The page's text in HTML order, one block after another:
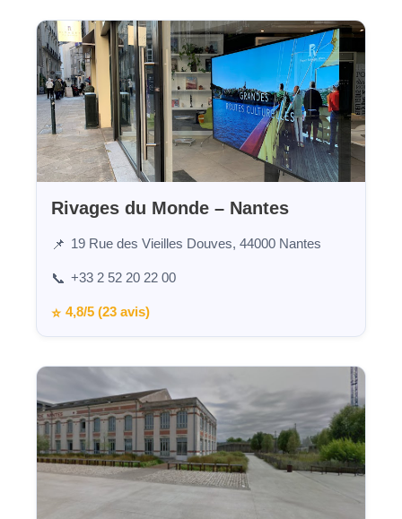
Rivages du Monde – Nantes
📌 19 Rue des Vieilles Douves, 44000 Nantes
📞 +33 2 52 20 22 00
⭐ 4,8/5 (23 avis)